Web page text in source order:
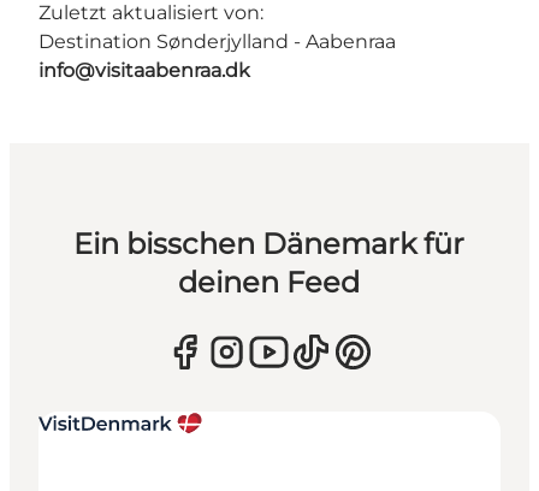
Zuletzt aktualisiert von:
Destination Sønderjylland - Aabenraa
info@visitaabenraa.dk
Ein bisschen Dänemark für
deinen Feed